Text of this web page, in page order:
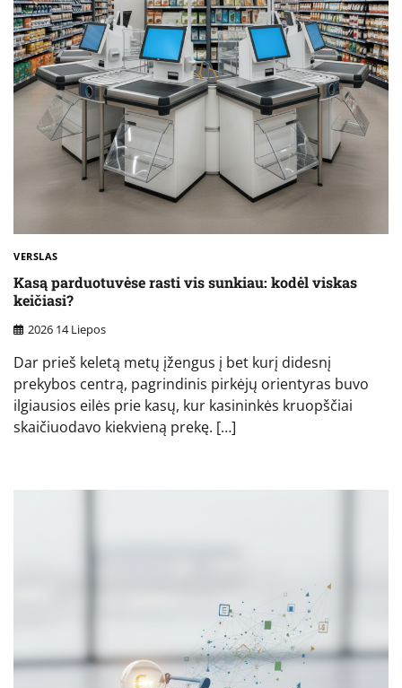
VERSLAS
Kasą parduotuvėse rasti vis sunkiau: kodėl viskas
keičiasi?
2026 14 Liepos
Dar prieš keletą metų įžengus į bet kurį didesnį
prekybos centrą, pagrindinis pirkėjų orientyras buvo
ilgiausios eilės prie kasų, kur kasininkės kruopščiai
skaičiuodavo kiekvieną prekę. […]